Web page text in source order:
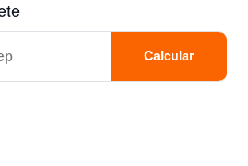
Calcular